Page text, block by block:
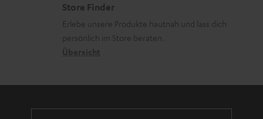
r
r
a
k
o
d
a
n
Store Finder
Erlebe unsere Produkte hautnah und lass dich
persönlich im Store beraten.